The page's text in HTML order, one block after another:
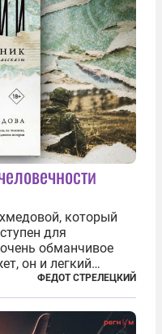
который
для
обманчивое
он и легкий
—
рассказов,
или косвенно (в
ФЕДОТ СТРЕЛЕЦКИЙ